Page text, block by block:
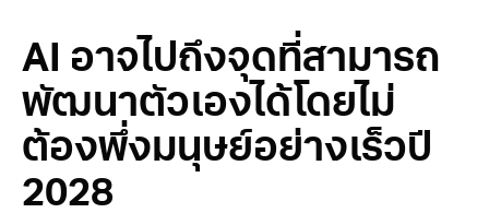
AI อาจไปถึงจุดที่สามารถ
พัฒนาตัวเองได้โดยไม่
ต้องพึ่งมนุษย์อย่างเร็วปี
2028